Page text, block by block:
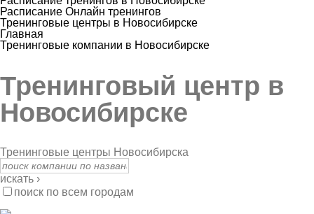
Расписание Онлайн тренингов
Тренинговые центры в Новосибирске
Главная
Тренинговые компании в Новосибирске
Тренинговый центр в
Новосибирске
Тренинговые центры Новосибирска
искать ›
поиск по всем городам